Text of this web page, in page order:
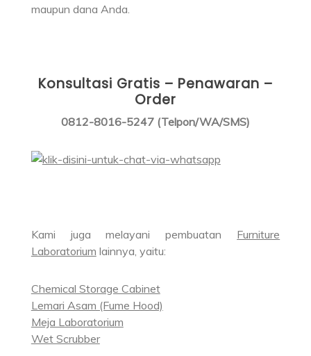
maupun dana Anda.
Konsultasi Gratis – Penawaran –
Order
0812-8016-5247 (Telpon/WA/SMS)
Kami juga melayani pembuatan Furniture
Laboratorium lainnya, yaitu:
Chemical Storage Cabinet
Lemari Asam (Fume Hood)
Meja Laboratorium
Wet Scrubber